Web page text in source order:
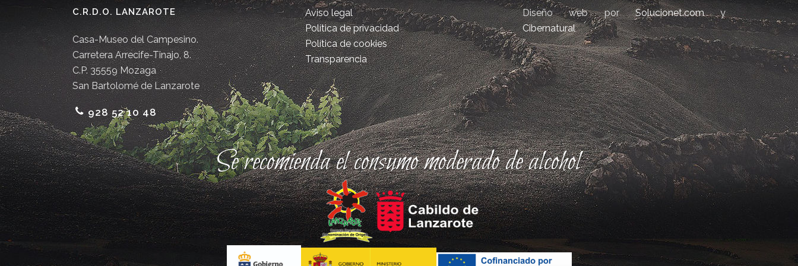
C.R.D.O. LANZAROTE
Casa-Museo del Campesino.
Carretera Arrecife-Tinajo, 8.
C.P. 35559 Mozaga
San Bartolomé de Lanzarote
928 52 10 48
Aviso legal
Política de privacidad
Política de cookies
Transparencia
Diseño web porSolucionet.comy
Cibernatural
Se recomienda el consumo moderado de alcohol